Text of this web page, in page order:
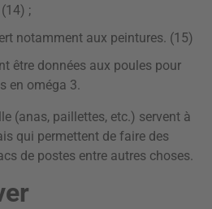
;
notamment aux peintures. (15)
être données aux poules pour
en oméga 3.
(anas, paillettes, etc.) servent à
qui permettent de faire des
de postes entre autres choses.